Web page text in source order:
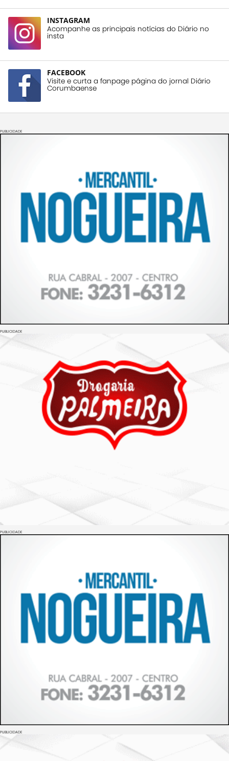
INSTAGRAM
Acompanhe as principais notícias do Diário no
insta
FACEBOOK
Visite e curta a fanpage página do jornal Diário
Corumbaense
PUBLICIDADE
PUBLICIDADE
PUBLICIDADE
PUBLICIDADE